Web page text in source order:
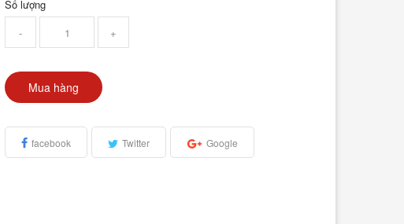
Số lượng
-
+
Mua hàng
facebook Twitter Google